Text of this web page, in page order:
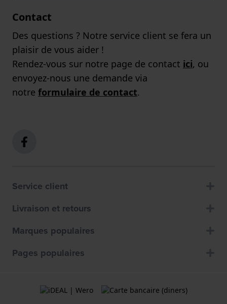
Contact
Des questions ? Notre service client se fera un
plaisir de vous aider !
Rendez-vous sur notre page de contact ici, ou
envoyez-nous une demande via
notre formulaire de contact.
Service client
Livraison et retours
Marques populaires
Pages populaires